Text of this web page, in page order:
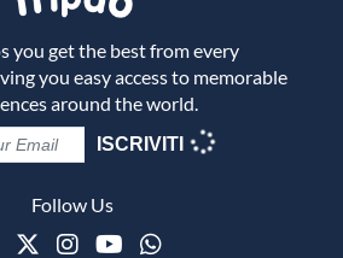
you get the best from every
you easy access to memorable
around the world.
ISCRIVITI
Follow Us
Facebook
TwitterInstagram
Youtube
WhatsApp